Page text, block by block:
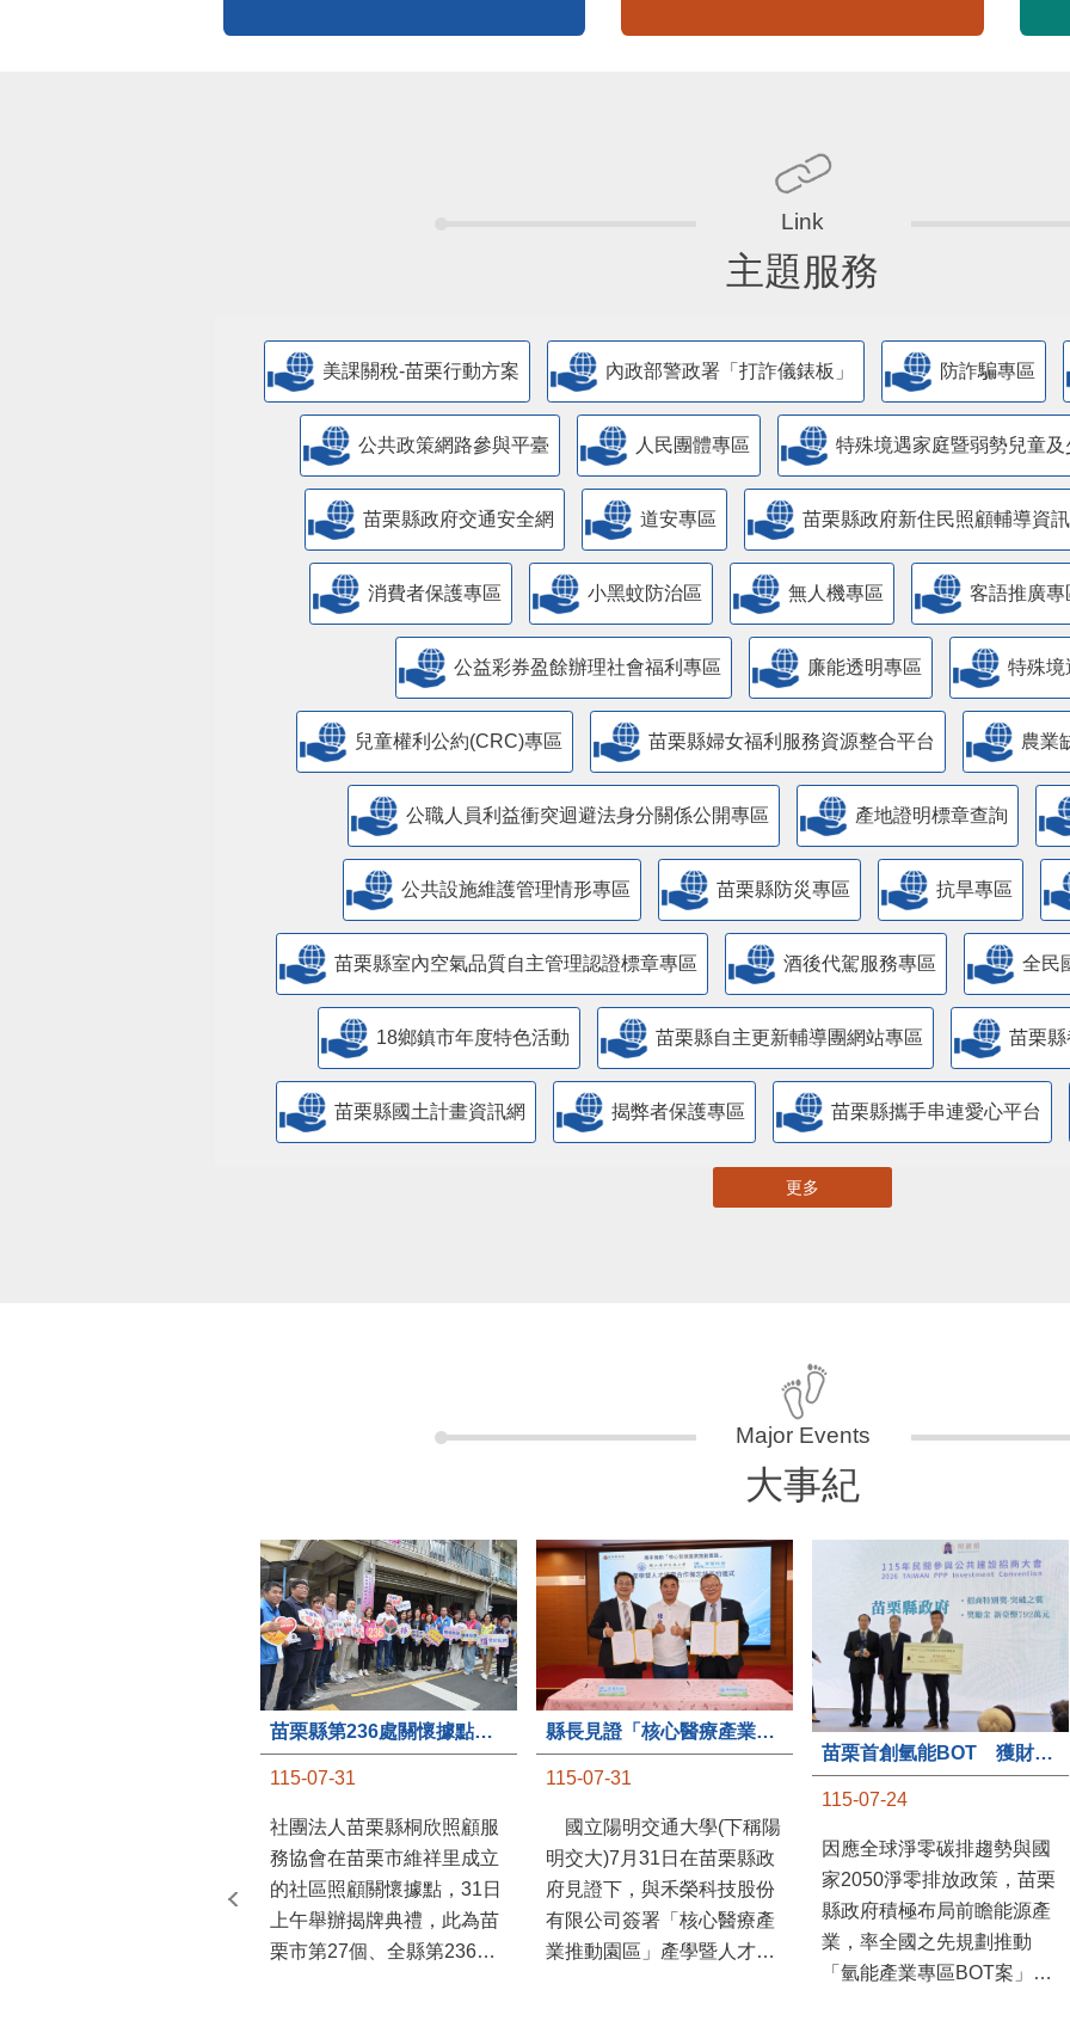
主題服務
美課關稅-苗栗行動方案 內政部警政署「打詐儀錶板」 防詐騙專區
公共政策網路參與平臺 人民團體專區 特殊境遇家庭暨弱勢兒童
苗栗縣政府交通安全網 道安專區 苗栗縣政府新住民照顧輔導資
消費者保護專區 小黑蚊防治區 無人機專區 客語推廣專
公益彩券盈餘辦理社會福利專區 廉能透明專區 特殊境
兒童權利公約(CRC)專區 苗栗縣婦女福利服務資源整合平台 農業
公職人員利益衝突迴避法身分關係公開專區 產地證明標章查詢
​公共設施維護管理情形專區 苗栗縣防災專區 抗旱專區
苗栗縣室內空氣品質自主管理認證標章專區 酒後代駕服務專區 全民
18鄉鎮市年度特色活動 苗栗縣自主更新輔導團網站專區 苗栗
苗栗縣國土計畫資訊網 揭弊者保護專區 苗栗縣攜手串連愛心平台
更多
大事紀
苗栗縣第236處關懷據點在苗栗市維祥里揭牌
115-07-31
社團法人苗栗縣桐欣照顧服
務協會在苗栗市維祥里成立
的社區照顧關懷據點，31日
上午舉辦揭牌典禮，此為苗
栗市第27個、全縣第236處
縣長見證「核心醫療產業推動園區」產學合作簽約儀式
115-07-31
國立陽明交通大學(下稱陽
明交大)7月31日在苗栗縣政
府見證下，與禾榮科技股份
有限公司簽署「核心醫療產
業推動園區」產學暨人才培
苗栗首創氫能BOT 獲財政部「突破之翼」肯定
115-07-24
因應全球淨零碳排趨勢與國
家2050淨零排放政策，苗栗
縣政府積極布局前瞻能源產
業，率全國之先規劃推動
「氫能產業專區BOT案」，